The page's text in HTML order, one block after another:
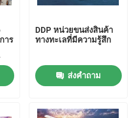
าร
DDP หน่วยขนส่งสินค้า
ทางทะเลที่มีความรู้สึก
ส่งคำถาม